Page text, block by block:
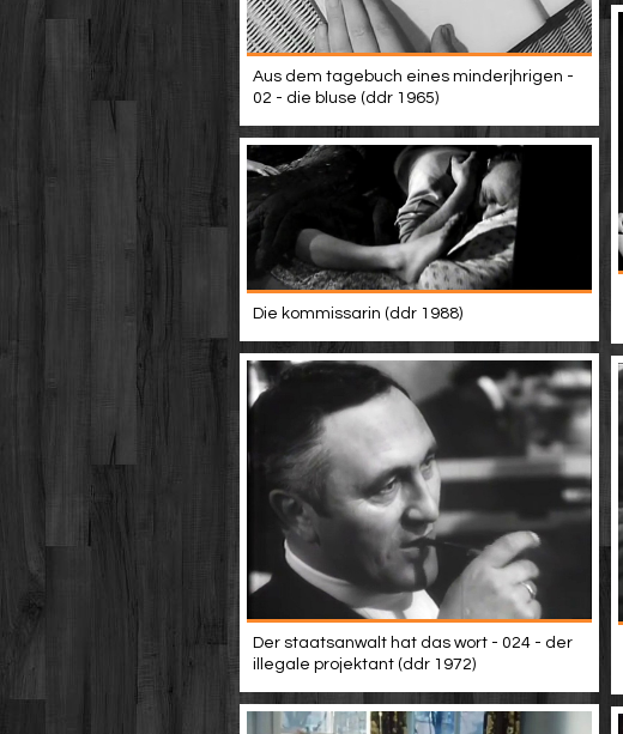
Aus dem tagebuch eines minderjhrigen -
02 - die bluse (ddr 1965)
Die kommissarin (ddr 1988)
Der staatsanwalt hat das wort - 024 - der
illegale projektant (ddr 1972)